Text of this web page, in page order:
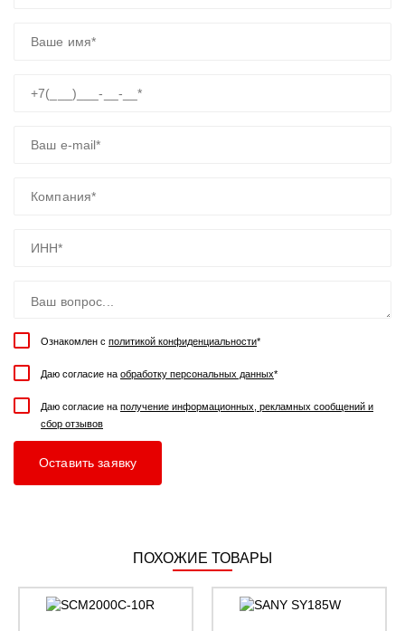
Ознакомлен с политикой конфиденциальности*
Даю согласие на обработку персональных данных*
Даю согласие на получение информационных, рекламных сообщений и
сбор отзывов
ПОХОЖИЕ ТОВАРЫ